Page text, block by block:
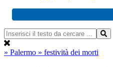
» Palermo » festività dei morti